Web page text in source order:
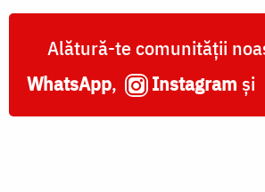
Alătură-te comunității
WhatsApp, Instagram și